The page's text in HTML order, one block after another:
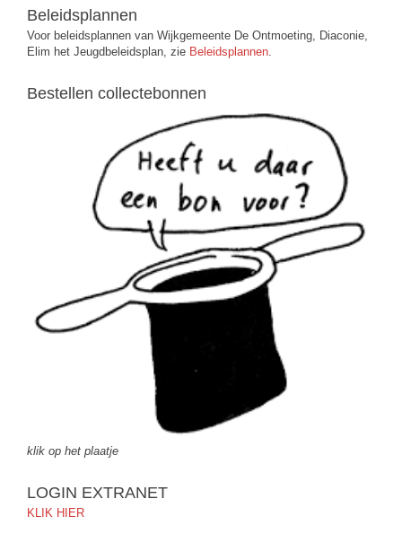
Beleidsplannen
Voor beleidsplannen van Wijkgemeente De Ontmoeting, Diaconie,
Elim het Jeugdbeleidsplan, zie Beleidsplannen.
Bestellen collectebonnen
klik op het plaatje
LOGIN EXTRANET
KLIK HIER